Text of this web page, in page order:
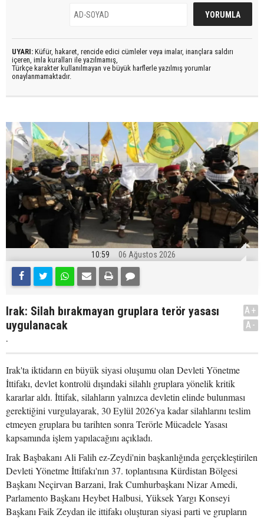
UYARI: Küfür, hakaret, rencide edici cümleler veya imalar, inançlara saldırı
içeren, imla kuralları ile yazılmamış,
Türkçe karakter kullanılmayan ve büyük harflerle yazılmış yorumlar
onaylanmamaktadır.
10:59 06 Ağustos 2026
Irak: Silah bırakmayan gruplara terör yasası
uygulanacak
.
A+
A-
Irak'ta iktidarın en büyük siyasi oluşumu olan Devleti Yönetme
İttifakı, devlet kontrolü dışındaki silahlı gruplara yönelik kritik
kararlar aldı. İttifak, silahların yalnızca devletin elinde bulunması
gerektiğini vurgulayarak, 30 Eylül 2026'ya kadar silahlarını teslim
etmeyen gruplara bu tarihten sonra Terörle Mücadele Yasası
kapsamında işlem yapılacağını açıkladı.
Irak Başbakanı Ali Falih ez-Zeydi'nin başkanlığında gerçekleştirilen
Devleti Yönetme İttifakı'nın 37. toplantısına Kürdistan Bölgesi
Başkanı Neçirvan Barzani, Irak Cumhurbaşkanı Nizar Amedi,
Parlamento Başkanı Heybet Halbusi, Yüksek Yargı Konseyi
Başkanı Faik Zeydan ile ittifakı oluşturan siyasi parti ve grupların